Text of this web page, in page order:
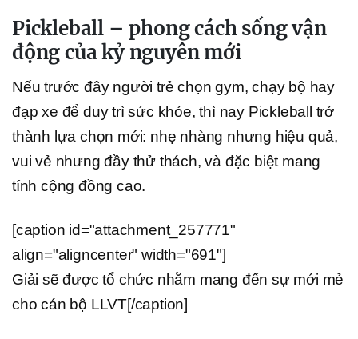
Pickleball – phong cách sống vận
động của kỷ nguyên mới
Nếu trước đây người trẻ chọn gym, chạy bộ hay
đạp xe để duy trì sức khỏe, thì nay Pickleball trở
thành lựa chọn mới: nhẹ nhàng nhưng hiệu quả,
vui vẻ nhưng đầy thử thách, và đặc biệt mang
tính cộng đồng cao.
[caption id="attachment_257771"
align="aligncenter" width="691"]
Giải sẽ được tổ chức nhằm mang đến sự mới mẻ
cho cán bộ LLVT[/caption]